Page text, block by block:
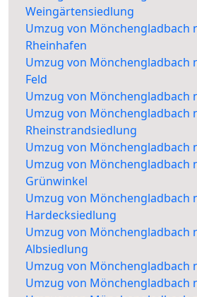
Weingärtensiedlung
Umzug von Mönchengladbach
Rheinhafen
Umzug von Mönchengladbach
Feld
Umzug von Mönchengladbach
Umzug von Mönchengladbach
Rheinstrandsiedlung
Umzug von Mönchengladbach
Umzug von Mönchengladbach
Grünwinkel
Umzug von Mönchengladbach
Hardecksiedlung
Umzug von Mönchengladbach
Albsiedlung
Umzug von Mönchengladbach
Umzug von Mönchengladbach